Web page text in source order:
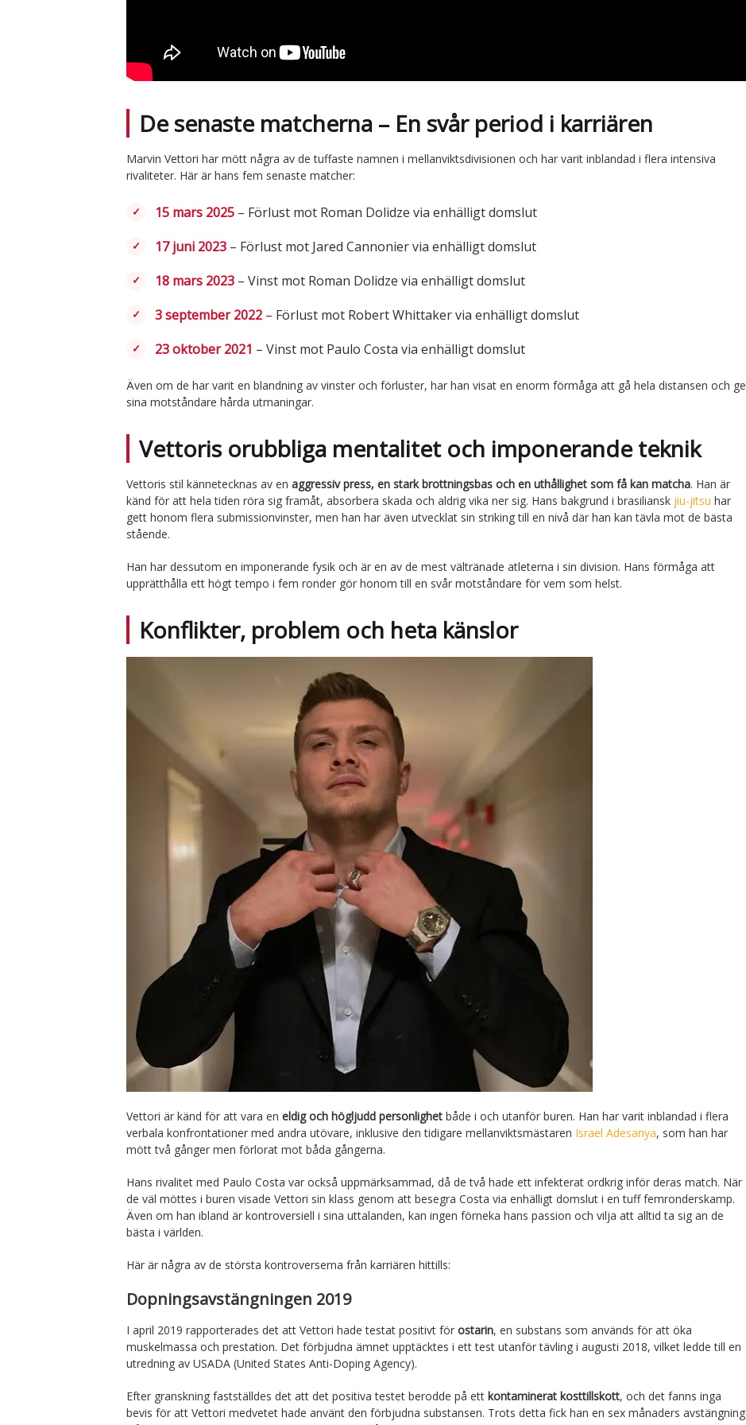
De senaste matcherna – En svår period i karriären
Marvin Vettori har mött några av de tuffaste namnen i mellanviktsdivisionen och har varit inblandad i flera intensiva
rivaliteter. Här är hans fem senaste matcher:
15 mars 2025 – Förlust mot Roman Dolidze via enhälligt domslut
17 juni 2023 – Förlust mot Jared Cannonier via enhälligt domslut
18 mars 2023 – Vinst mot Roman Dolidze via enhälligt domslut
3 september 2022 – Förlust mot Robert Whittaker via enhälligt domslut
23 oktober 2021 – Vinst mot Paulo Costa via enhälligt domslut
Även om de har varit en blandning av vinster och förluster, har han visat en enorm förmåga att gå hela distansen och ge
sina motståndare hårda utmaningar.
Vettoris orubbliga mentalitet och imponerande teknik
Vettoris stil kännetecknas av en aggressiv press, en stark brottningsbas och en uthållighet som få kan matcha. Han är
känd för att hela tiden röra sig framåt, absorbera skada och aldrig vika ner sig. Hans bakgrund i brasiliansk jiu-jitsu har
gett honom flera submissionvinster, men han har även utvecklat sin striking till en nivå där han kan tävla mot de bästa
stående.
Han har dessutom en imponerande fysik och är en av de mest vältränade atleterna i sin division. Hans förmåga att
upprätthålla ett högt tempo i fem ronder gör honom till en svår motståndare för vem som helst.
Konflikter, problem och heta känslor
Vettori är känd för att vara en eldig och högljudd personlighet både i och utanför buren. Han har varit inblandad i flera
verbala konfrontationer med andra utövare, inklusive den tidigare mellanviktsmästaren Israel Adesanya, som han har
mött två gånger men förlorat mot båda gångerna.
Hans rivalitet med Paulo Costa var också uppmärksammad, då de två hade ett infekterat ordkrig inför deras match. När
de väl möttes i buren visade Vettori sin klass genom att besegra Costa via enhälligt domslut i en tuff femronderskamp.
Även om han ibland är kontroversiell i sina uttalanden, kan ingen förneka hans passion och vilja att alltid ta sig an de
bästa i världen.
Här är några av de största kontroverserna från karriären hittills:
Dopningsavstängningen 2019
I april 2019 rapporterades det att Vettori hade testat positivt för ostarin, en substans som används för att öka
muskelmassa och prestation. Det förbjudna ämnet upptäcktes i ett test utanför tävling i augusti 2018, vilket ledde till en
utredning av USADA (United States Anti-Doping Agency).
Efter granskning fastställdes det att det positiva testet berodde på ett kontaminerat kosttillskott, och det fanns inga
bevis för att Vettori medvetet hade använt den förbjudna substansen. Trots detta fick han en sex månaders avstängning